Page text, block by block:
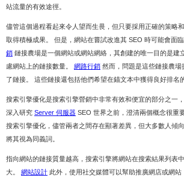
站流量的有效途徑。
儘管這個過程看起來令人望而生畏，但只要採用正確的策略
取得積極成果。 但是，網站在嘗試改進其 SEO 時可能會面
銷 鏈接農場是一個網站或網站網絡，其創建的唯一目的是建
慮網站上的鏈接數量。 網路行銷 然而，問題是這些鏈接農
了鏈接。 這些鏈接還包括他們希望在錨文本中獲得良好排名
搜索引擎優化是搜索引擎營銷中非常有效和便宜的部分之一
深入研究 Server 伺服器 SEO 世界之前，澄清兩個概念很重
搜索引擎優化，儘管兩者之間存在顯著差異，但大多數人傾
將其視為同義詞。
指向網站的鏈接質量越高，搜索引擎將網站在搜索結果列表
大。 網站設計 此外，使用社交媒體可以幫助推廣網店或網